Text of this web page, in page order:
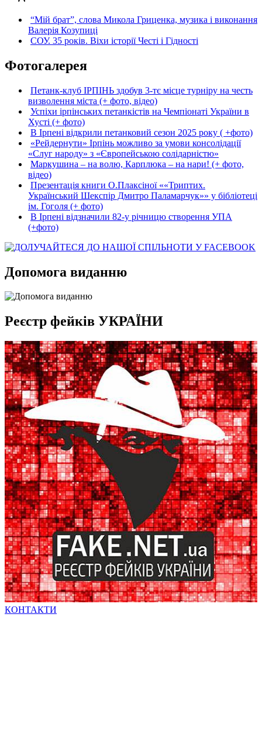
“Мій брат”, слова Микола Гриценка, музика і виконання
Валерія Козупиці
СОУ. 35 років. Віхи історії Честі і Гідності
Фотогалерея
Петанк-клуб ІРПІНЬ здобув 3-тє місце турніру на честь
визволення міста (+ фото, відео)
Успіхи ірпінських петанкістів на Чемпіонаті України в
Хусті (+ фото)
В Ірпені відкрили петанковий сезон 2025 року ( +фото)
«Рейдернути» Ірпінь можливо за умови консолідації
«Слуг народу» з «Європейською солідарністю»
Маркушина – на волю, Карплюка – на нари! (+ фото,
відео)
Презентація книги О.Плаксіної ««Триптих.
Український Шекспір Дмитро Паламарчук»» у бібліотеці
ім. Гоголя (+ фото)
В Ірпені відзначили 82-у річницю створення УПА
(+фото)
Допомога виданню
Реєстр фейків УКРАЇНИ
КОНТАКТИ